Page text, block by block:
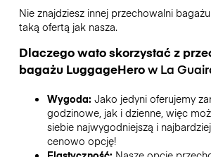
Nie znajdziesz innej przechowalni
taką ofertą jak nasza.
Dlaczego wato skorzystać z
bagażu LuggageHerow La
Wygoda: Jako jedyni oferujemy
godzinowe, jak i dzienne, więc
siebie najwygodniejszą i
cenowo opcję!